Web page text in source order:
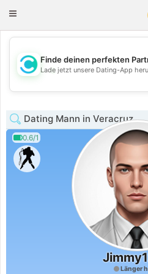
Toggle
💖
Finde deinen perfekten
Lade jetzt unsere Dating-App
Dating Mann in Veracruz
0.6/1
Länger